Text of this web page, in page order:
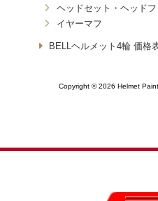
ヘッドセット・ヘッドフ
イヤーマフ
BELLヘルメット4輪 価格
Copyright © 2026 Helmet